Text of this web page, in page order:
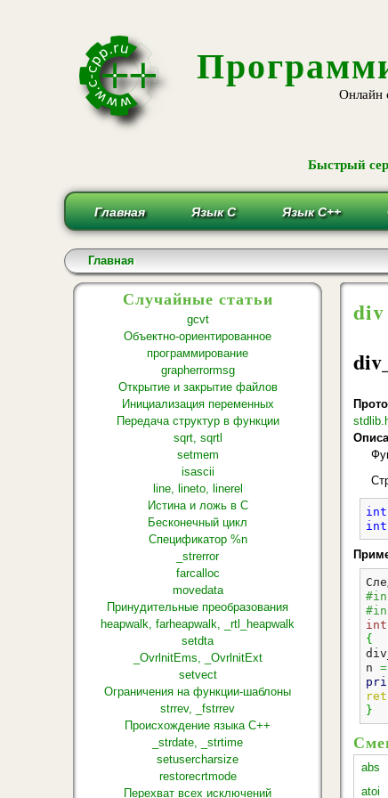
Онлайн
Быстрый
Главная Язык С Язык С++
Вы здесь
Главная
Случайные статьи
gcvt
Объектно-ориентированное
программирование
grapherrormsg
Открытие и закрытие файлов
Инициализация переменных
Передача структур в функции
sqrt, sqrtl
setmem
isascii
line, lineto, linerel
Истина и ложь в С
Бесконечный цикл
Спецификатор %n
_strerror
farcalloc
movedata
Принудительные преобразования
heapwalk, farheapwalk, _rtl_heapwalk
setdta
_OvrlnitEms, _OvrlnitExt
setvect
Ограничения на функции-шаблоны
strrev, _fstrrev
Происхождение языка С++
_strdate, _strtime
setusercharsize
restorecrtmode
Перехват всех исключений
div
int
int
int
{
n =
}
abs
atoi